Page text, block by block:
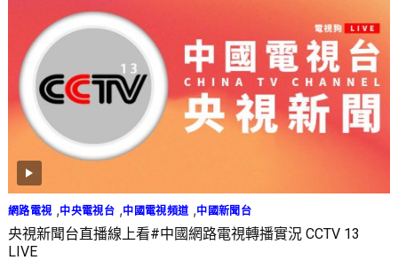
網路電視 ,中央電視台 ,中國電視頻道 ,中國新聞台
央視新聞台直播線上看#中國網路電視轉播實況 CCTV 13
LIVE